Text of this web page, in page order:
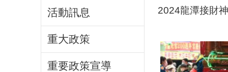
活動訊息
重大政策
重要政策宣導
2024龍潭接財神